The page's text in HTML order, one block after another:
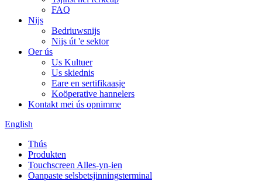
FAQ
Nijs
Bedriuwsnijs
Nijs út 'e sektor
Oer ús
Us Kultuer
Us skiednis
Eare en sertifikaasje
Koöperative hannelers
Kontakt mei ús opnimme
English
Thús
Produkten
Touchscreen Alles-yn-ien
Oanpaste selsbetsjinningsterminal